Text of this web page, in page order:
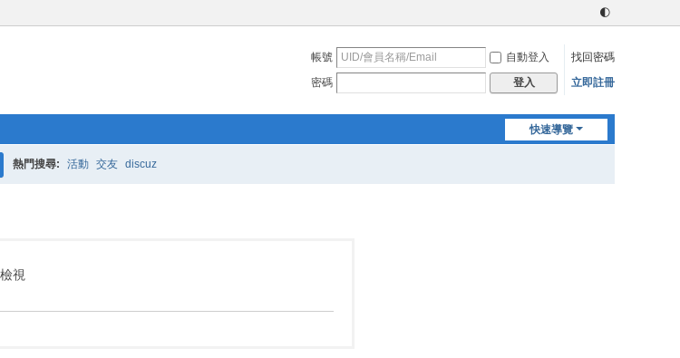
🌓
帳號 自動登入
找回密碼
密碼
登入 立即註冊
快速導覽
熱門搜尋: 活動 交友 discuz
視